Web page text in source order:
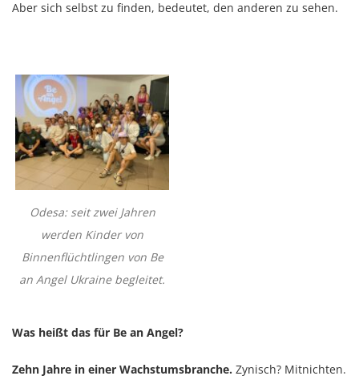
Aber sich selbst zu finden, bedeutet, den anderen zu sehen.
Odesa: seit zwei Jahren
werden Kinder von
Binnenflüchtlingen von Be
an Angel Ukraine begleitet.
Was heißt das für Be an Angel?
Zehn Jahre in einer Wachstumsbranche. Zynisch? Mitnichten.